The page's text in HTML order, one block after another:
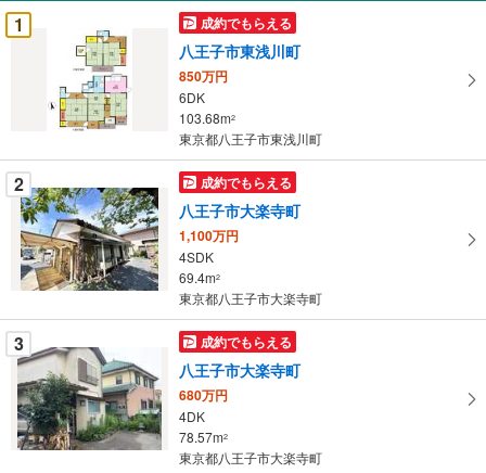
受
け
件
を
マ
イ
ペ
ー
に
保
存
す
る
1 成約でもらえる
八王子市東浅川町
850万円
6DK
103.68m2
東京都八王子市東浅川町
2 成約でもらえる
八王子市大楽寺町
1,100万円
4SDK
69.4m2
東京都八王子市大楽寺町
3 成約でもらえる
八王子市大楽寺町
680万円
4DK
78.57m2
東京都八王子市大楽寺町